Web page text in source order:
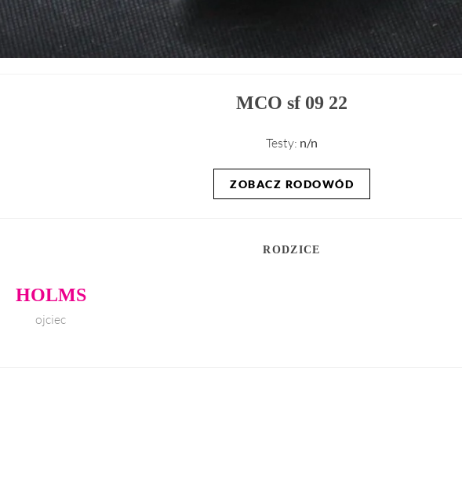
MCO sf 09 22
Testy: n/n
ZOBACZ RODOWÓD
RODZICE
HOLMS
ojciec